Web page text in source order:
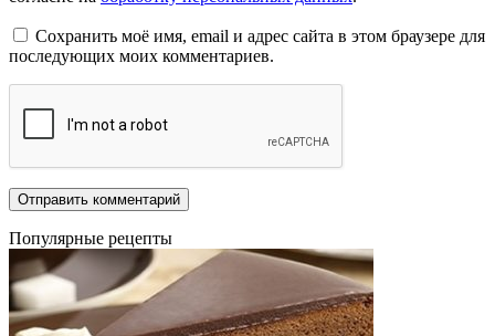
Сохранить моё имя, email и адрес сайта в этом браузере для
последующих моих комментариев.
Популярные рецепты